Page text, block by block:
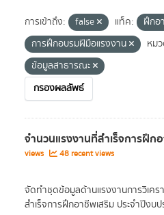
การเข้าถึง: false แท็ค: ฝึกอ
การฝึกอบรมฝีมือแรงงาน
หม
ข้อมูลสาธารณะ
กรองผลลัพธ์
จำนวนแรงงานที่สำเร็จการฝึก
views
48 recent views
จัดทำชุดข้อมูลด้านแรงงานการวิเคร
สำเร็จการฝึกอาชีพเสริม ประจำปีง